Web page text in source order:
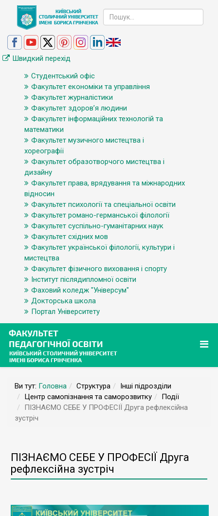
Швидкий перехід
Студентський офіс
Факультет економіки та управління
Факультет журналістики
Факультет здоров’я людини
Факультет інформаційних технологій та
математики
Факультет музичного мистецтва і
хореографії
Факультет образотворчого мистецтва і
дизайну
Факультет права, врядування та міжнародних
відносин
Факультет психології та спеціальної освіти
Факультет романо-германської філології
Факультет суспільно-гуманітарних наук
Факультет східних мов
Факультет української філології, культури і
мистецтва
Факультет фізичного виховання і спорту
Інститут післядипломної освіти
Фаховий коледж "Універсум"
Докторська школа
Портал Університету
Ви тут: Головна Структура
Інші підрозділи
Центр самопізнання та саморозвитку
Події
ПІЗНАЄМО СЕБЕ У ПРОФЕСІЇ Друга рефлексійна
зустріч
ПІЗНАЄМО СЕБЕ У ПРОФЕСІЇ Друга
рефлексійна зустріч